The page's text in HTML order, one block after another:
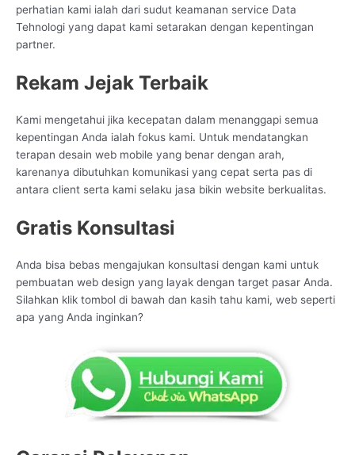
perhatian kami ialah dari sudut keamanan service Data
Tehnologi yang dapat kami setarakan dengan kepentingan
partner.
Rekam Jejak Terbaik
Kami mengetahui jika kecepatan dalam menanggapi semua
kepentingan Anda ialah fokus kami. Untuk mendatangkan
terapan desain web mobile yang benar dengan arah,
karenanya dibutuhkan komunikasi yang cepat serta pas di
antara client serta kami selaku jasa bikin website berkualitas.
Gratis Konsultasi
Anda bisa bebas mengajukan konsultasi dengan kami untuk
pembuatan web design yang layak dengan target pasar Anda.
Silahkan klik tombol di bawah dan kasih tahu kami, web seperti
apa yang Anda inginkan?